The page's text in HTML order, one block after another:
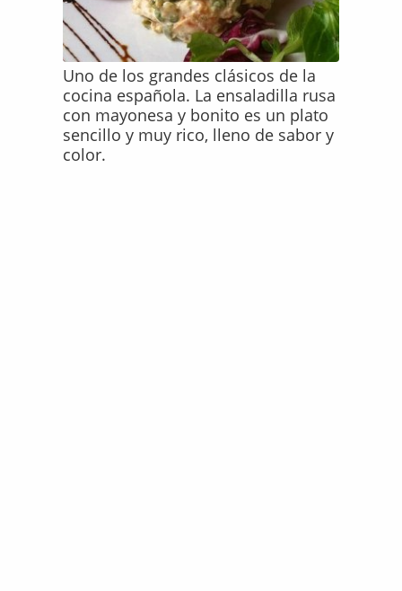
Uno de los grandes clásicos de la
cocina española. La ensaladilla rusa
con mayonesa y bonito es un plato
sencillo y muy rico, lleno de sabor y
color.